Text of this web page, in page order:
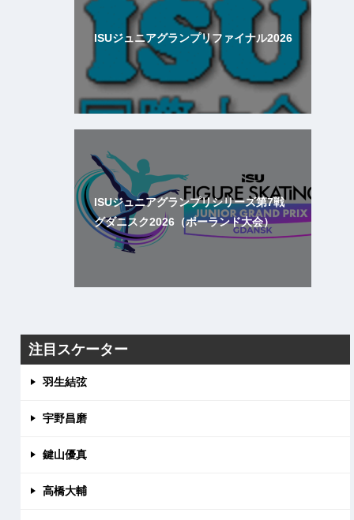
ISUジュニアグランプリファイナル2026
ISUジュニアグランプリシリーズ第7戦
グダニスク2026（ポーランド大会）
注目スケーター
羽生結弦
宇野昌磨
鍵山優真
高橋大輔